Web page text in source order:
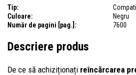
Tip:
Culoare:
Negru
Număr de pagini [pag.]:
7600
Descriere produs
De ce să achiziționați reîncărcarea